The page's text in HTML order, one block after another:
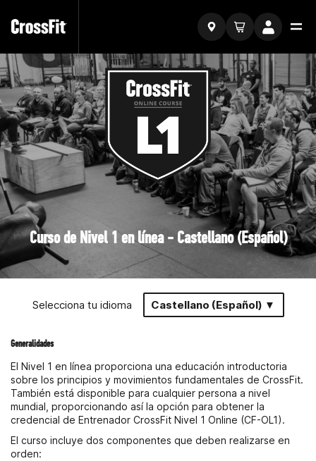
Curso de Nivel 1 en línea - Castellano (Español)
Selecciona tu idioma Castellano (Español) ▼
Generalidades
El Nivel 1 en línea proporciona una educación introductoria
sobre los principios y movimientos fundamentales de CrossFit.
También está disponible para cualquier persona a nivel
mundial, proporcionando así la opción para obtener la
credencial de Entrenador CrossFit Nivel 1 Online (CF-OL1).
El curso incluye dos componentes que deben realizarse en
orden: